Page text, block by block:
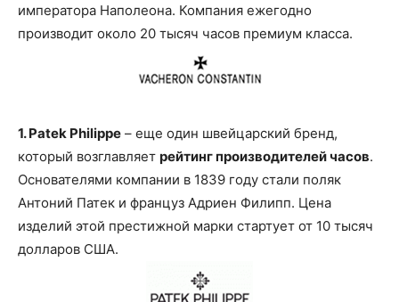
императора Наполеона. Компания ежегодно
производит около 20 тысяч часов премиум класса.
1. Patek Philippe – еще один швейцарский бренд,
который возглавляет рейтинг производителей часов.
Основателями компании в 1839 году стали поляк
Антоний Патек и француз Адриен Филипп. Цена
изделий этой престижной марки стартует от 10 тысяч
долларов США.